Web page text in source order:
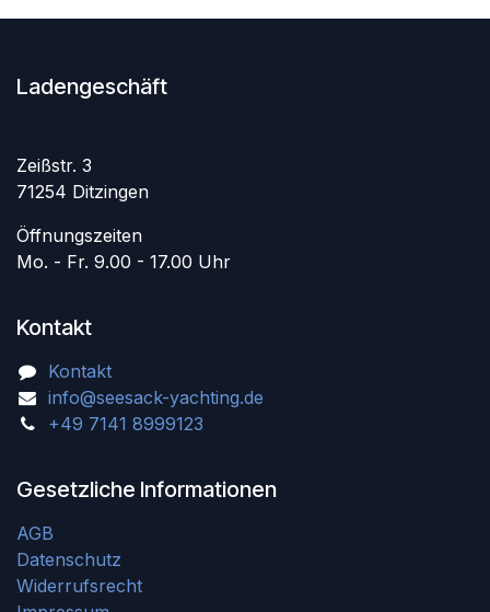
Ladengeschäft
Zeißstr. 3
71254 Ditzingen
Öffnungszeiten
Mo. - Fr. 9.00 - 17.00 Uhr
Kontakt
Kontakt
info@seesack-yachting.de
+49 7141 8999123
Gesetzliche Informationen
AGB
Datenschutz
Widerrufsrecht